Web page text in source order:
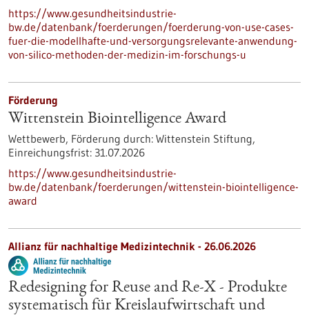
https://www.gesundheitsindustrie-
bw.de/datenbank/foerderungen/foerderung-von-use-cases-
fuer-die-modellhafte-und-versorgungsrelevante-anwendung-
von-silico-methoden-der-medizin-im-forschungs-u
Förderung
Wittenstein Biointelligence Award
Wettbewerb, Förderung durch: Wittenstein Stiftung,
Einreichungsfrist: 31.07.2026
https://www.gesundheitsindustrie-
bw.de/datenbank/foerderungen/wittenstein-biointelligence-
award
Allianz für nachhaltige Medizintechnik - 26.06.2026
Redesigning for Reuse and Re-X - Produkte
systematisch für Kreislaufwirtschaft und